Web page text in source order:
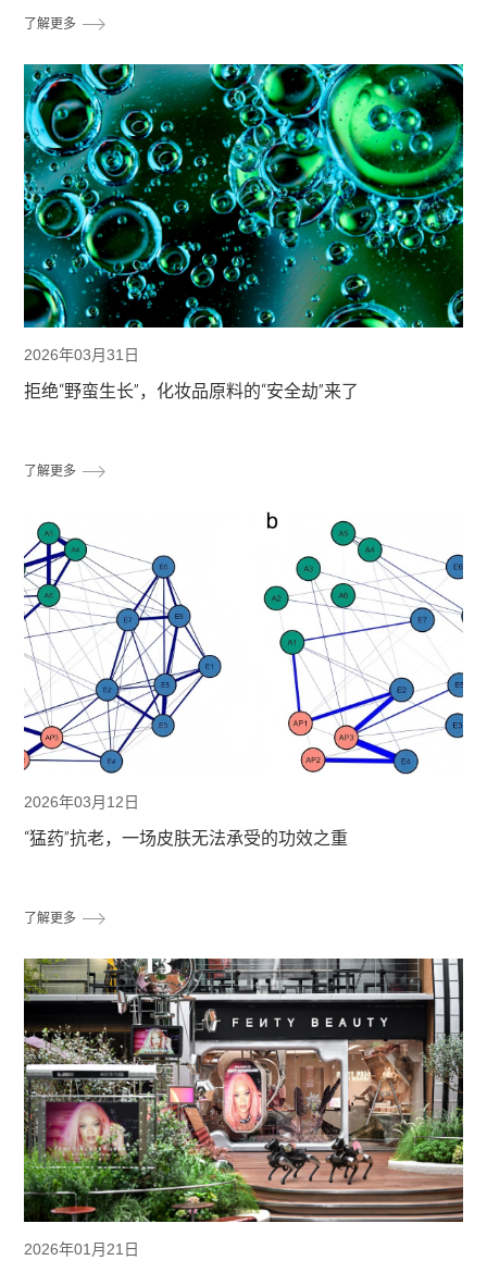
了解更多
2026年03月31日
拒绝“野蛮生长”，化妆品原料的“安全劫”来了
了解更多
2026年03月12日
“猛药”抗老，一场皮肤无法承受的功效之重
了解更多
2026年01月21日